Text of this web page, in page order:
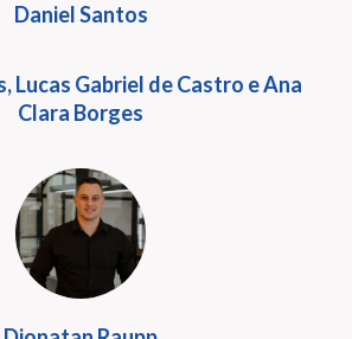
Daniel Santos
Lucas Gabriel de Castro e Ana
Clara Borges